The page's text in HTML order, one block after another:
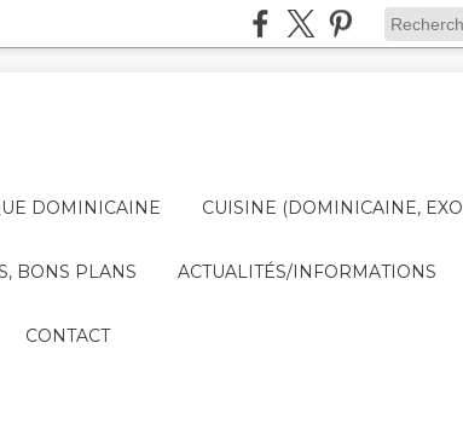
DOMINICAINE CUISINE (DOMINICAINE,
BONS PLANS ACTUALITÉS/INFORMATIONS
CONTACT